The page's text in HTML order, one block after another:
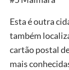
Esta é outra
também
cartão postal
mais